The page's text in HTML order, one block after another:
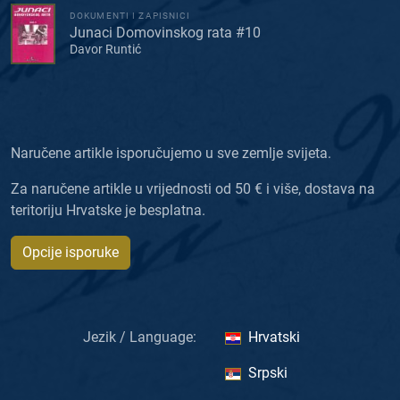
DOKUMENTI I ZAPISNICI
Junaci Domovinskog rata #10
Davor Runtić
Naručene artikle isporučujemo u sve zemlje svijeta.
Za naručene artikle u vrijednosti od 50 € i više, dostava na
teritoriju Hrvatske je besplatna.
Opcije isporuke
Jezik / Language: Hrvatski
Srpski